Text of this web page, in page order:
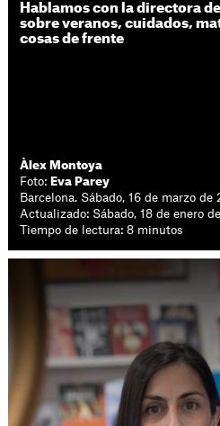
Hablamos con la directora
sobre veranos, cuidados,
cosas de frente
Àlex Montoya
Foto: Eva Parey
Barcelona. Sábado, 16 de marzo de
Actualizado: Sábado, 18 de enero
Tiempo de lectura: 8 minutos